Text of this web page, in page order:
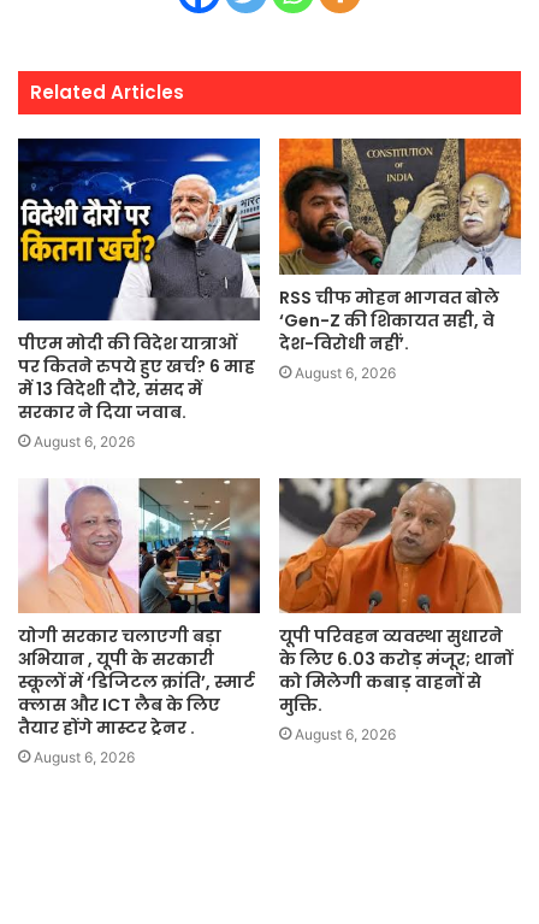
Related Articles
पीएम मोदी की विदेश यात्राओं
पर कितने रुपये हुए खर्च? 6 माह
में 13 विदेशी दौरे, संसद में
सरकार ने दिया जवाब.
August 6, 2026
RSS चीफ मोहन भागवत बोले
‘Gen-Z की शिकायत सही, वे
देश-विरोधी नहीं’.
August 6, 2026
योगी सरकार चलाएगी बड़ा
अभियान , यूपी के सरकारी
स्कूलों में ‘डिजिटल क्रांति’, स्मार्ट
क्लास और ICT लैब के लिए
तैयार होंगे मास्टर ट्रेनर .
August 6, 2026
यूपी परिवहन व्यवस्था सुधारने
के लिए 6.03 करोड़ मंजूर; थानों
को मिलेगी कबाड़ वाहनों से
मुक्ति.
August 6, 2026